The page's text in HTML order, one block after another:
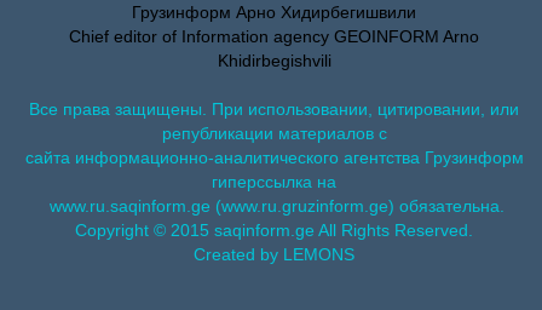
Грузинформ Арно Хидирбегишвили
Chief editor of Information agency GEOINFORM Arno
Khidirbegishvili
Все права защищены. При использовании, цитировании, или
републикации материалов с
сайта информационно-аналитического агентства Грузинформ
гиперссылка на
www.ru.saqinform.ge (www.ru.gruzinform.ge) обязательна.
Copyright © 2015 saqinform.ge All Rights Reserved.
Created by LEMONS